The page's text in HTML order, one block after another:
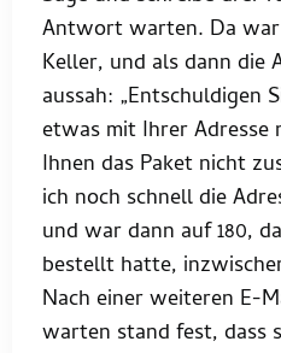
Antwort warten. Da war
Keller, und als dann
aussah: „Entschuldigen
etwas mit Ihrer
Ihnen das Paket nicht
ich noch schnell die
und war dann auf 180,
bestellt hatte,
Nach einer weiteren E-
warten stand fest, dass